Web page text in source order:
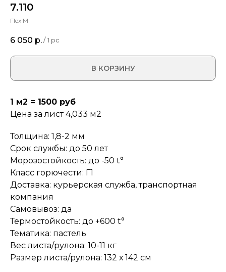
7.110
Flex M
6 050 р. / 1 pc
В КОРЗИНУ
1 м2 = 1500 руб
Цена за лист 4,033 м2
Толщина: 1,8-2 мм
Срок службы: до 50 лет
Морозостойкость: до -50 t°
Класс горючести: Г1
Доставка: курьерская служба, транспортная
компания
Самовывоз: да
Термостойкость: до +600 t°
Тематика: пастель
Вес листа/рулона: 10-11 кг
Размер листа/рулона: 132 х 142 см